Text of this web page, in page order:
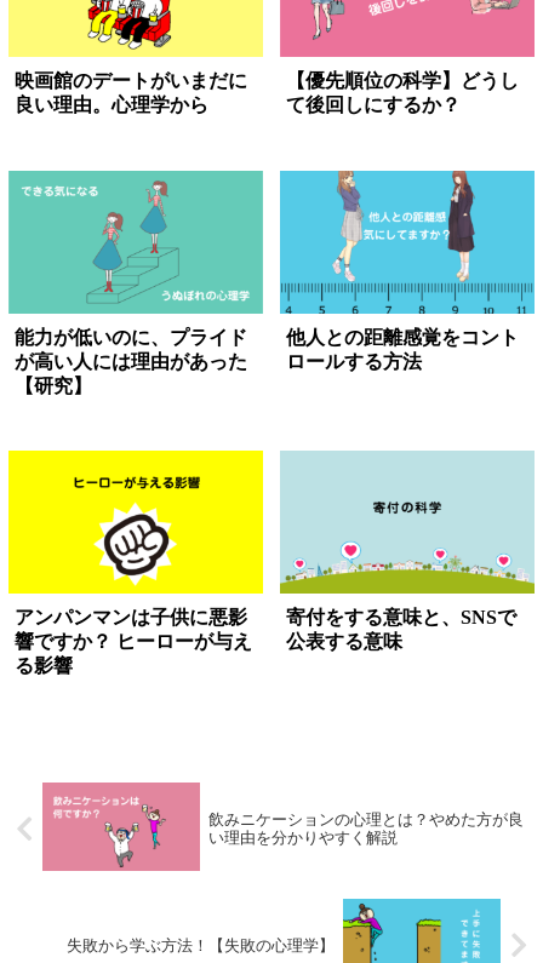
映画館のデートがいまだに
良い理由。心理学から
【優先順位の科学】どうし
て後回しにするか？
能力が低いのに、プライド
が高い人には理由があった
【研究】
他人との距離感覚をコント
ロールする方法
アンパンマンは子供に悪影
響ですか？ ヒーローが与え
る影響
寄付をする意味と、SNSで
公表する意味
飲みニケーションの心理とは？やめた方が良
い理由を分かりやすく解説
失敗から学ぶ方法！【失敗の心理学】